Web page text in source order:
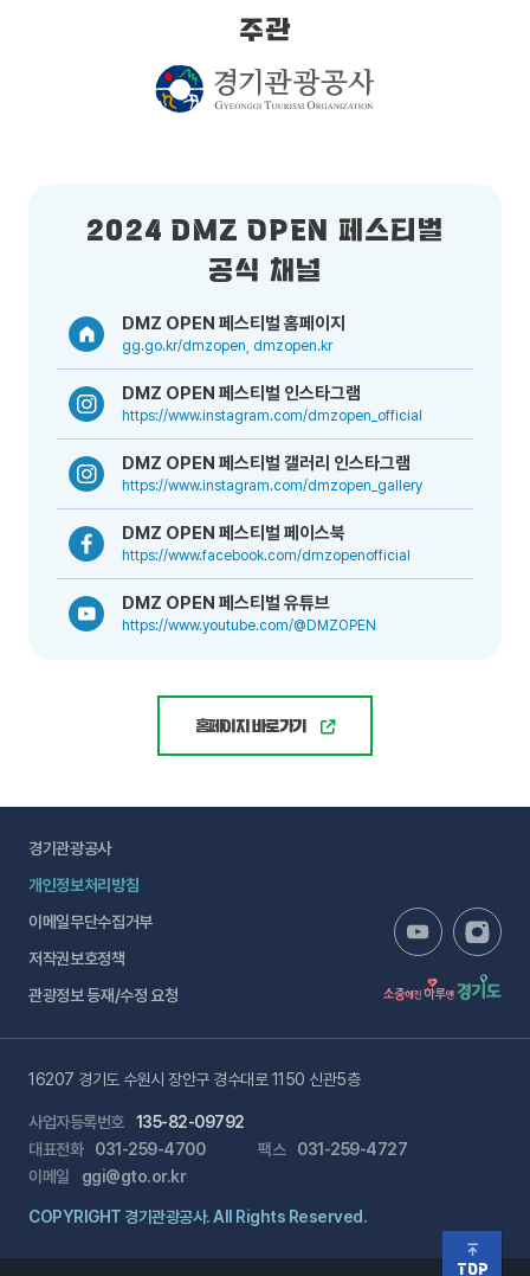
주관
2024 DMZ OPEN 페스티벌
공식 채널
DMZ OPEN 페스티벌 홈페이지
gg.go.kr/dmzopen, dmzopen.kr
DMZ OPEN 페스티벌 인스타그램
https://www.instagram.com/dmzopen_official
DMZ OPEN 페스티벌 갤러리 인스타그램
https://www.instagram.com/dmzopen_gallery
DMZ OPEN 페스티벌 페이스북
https://www.facebook.com/dmzopenofficial
DMZ OPEN 페스티벌 유튜브
https://www.youtube.com/@DMZOPEN
홈페이지 바로가기
TOP
경기관광공사
개인정보처리방침
이메일무단수집거부
저작권보호정책
관광정보 등재/수정 요청
16207 경기도 수원시 장안구 경수대로 1150 신관5층
사업자등록번호
135-82-09792
대표전화
031-259-4700 팩스
031-259-4727
이메일
ggi@gto.or.kr
COPYRIGHT 경기관광공사. All Rights Reserved.